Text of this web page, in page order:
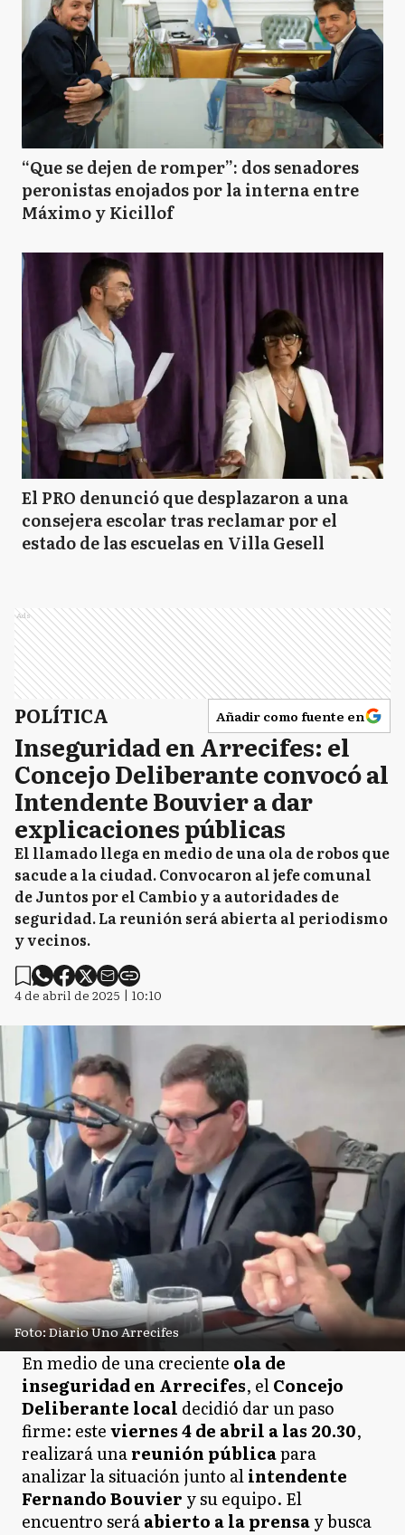
“Que se dejen de romper”: dos senadores
peronistas enojados por la interna entre
Máximo y Kicillof
El PRO denunció que desplazaron a una
consejera escolar tras reclamar por el
estado de las escuelas en Villa Gesell
Ads
POLÍTICA Añadir como fuente en
Inseguridad en Arrecifes: el
Concejo Deliberante convocó al
Intendente Bouvier a dar
explicaciones públicas
El llamado llega en medio de una ola de robos que
sacude a la ciudad. Convocaron al jefe comunal
de Juntos por el Cambio y a autoridades de
seguridad. La reunión será abierta al periodismo
y vecinos.
4 de abril de 2025 | 10:10
Foto: Diario Uno Arrecifes
En medio de una creciente ola de
inseguridad en Arrecifes, elConcejo
Deliberante local decidió dar un paso
firme: esteviernes 4 de abril a las 20.30,
realizará unareunión públicapara
analizar la situación junto alintendente
Fernando Bouvier y su equipo. El
encuentro seráabierto a la prensay busca